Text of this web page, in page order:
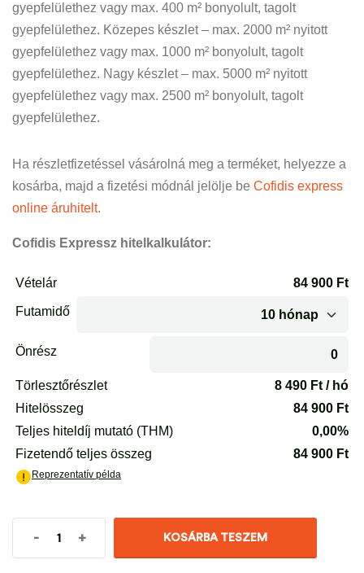
gyepfelülethez vagy max. 400 m² bonyolult, tagolt
gyepfelülethez. Közepes készlet – max. 2000 m² nyitott
gyepfelülethez vagy max. 1000 m² bonyolult, tagolt
gyepfelülethez. Nagy készlet – max. 5000 m² nyitott
gyepfelülethez vagy max. 2500 m² bonyolult, tagolt
gyepfelülethez.
Ha részletfizetéssel vásárolná meg a terméket, helyezze a
kosárba, majd a fizetési módnál jelölje be Cofidis express
online áruhitelt.
Cofidis Expressz hitelkalkulátor:
- + KOSÁRBA TESZEM